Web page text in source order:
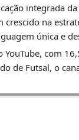
integrada
na
única e
com
de Futsal, o